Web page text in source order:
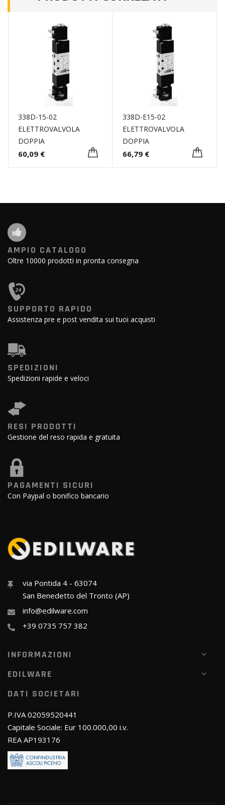
338D-15-02
ELETTROVALVOLA
DOPPIA
60,09 €
338D-E15-02
ELETTROVALVOLA
DOPPIA
66,79 €
AMPIO CATALOGO
Oltre 10000 prodotti in pronta consegna
SUPPORTO RAPIDO
Assistenza pre e post vendita sui tuoi acquisti
SPEDIZIONI
Spedizioni rapide e veloci
RESI PRODOTTI
Gestione del reso rapida e gratuita
PAGAMENTI SICURI
Con Paypal o bonifico bancario
via Pontida 4 - 63074
San Benedetto del Tronto (AP)
info@edilware.com
+39 0735 757 382
INFORMAZIONI
EDILWARE
DATI SOCIETARI
P.IVA 02059520441
Capitale Sociale: Eur 100.000,00 i.v.
REA AP193176